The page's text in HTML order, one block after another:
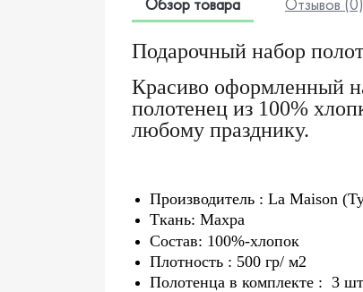
Подарочный набор
Красиво оформленный
полотенец из 100%
любому празднику.
Производитель : La Maison
Ткань: Махра
Состав: 100%-хлопок
Плотность : 500 гр/ м2
Полотенца в комплекте : 3 шт